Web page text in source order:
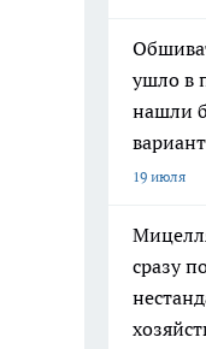
ушло в
нашли
19 июля
сразу